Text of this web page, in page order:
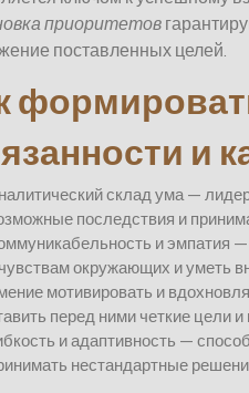
приоритетов
поставленных целей.
и
склад ума —
последствия и
и эмпатия
окружающих и уметь
мотивировать и
перед ними четкие цели
и адаптивность —
нестандартные